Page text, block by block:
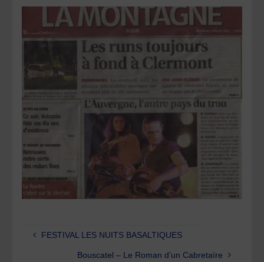
FESTIVAL LES NUITS BASALTIQUES
Bouscatel – Le Roman d’un Cabretaïre